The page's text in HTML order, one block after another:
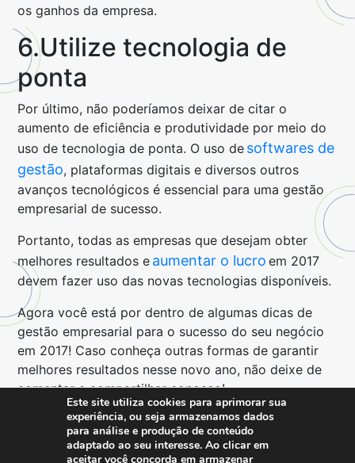
os ganhos da empresa.
6.Utilize tecnologia de
ponta
Por último, não poderíamos deixar de citar o
aumento de eficiência e produtividade por meio do
uso de tecnologia de ponta. O uso de softwares de
gestão, plataformas digitais e diversos outros
avanços tecnológicos é essencial para uma gestão
empresarial de sucesso.
Portanto, todas as empresas que desejam obter
melhores resultados e aumentar o lucro em 2017
devem fazer uso das novas tecnologias disponíveis.
Agora você está por dentro de algumas dicas de
gestão empresarial para o sucesso do seu negócio
em 2017! Caso conheça outras formas de garantir
melhores resultados nesse novo ano, não deixe de
comentar e compartilhar conosco!
Este site utiliza cookies para aprimorar sua
experiência, ou seja armazenamos dados
para análise e produção de conteúdo
adaptado ao seu interesse. Ao clicar em
aceitar você concorda em armazenar